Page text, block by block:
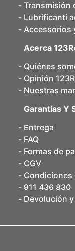
Transmisión
Lubrificanti
Accessorios
Acerca
Quiénes
Opinión
Nuestras
Garantías Y
Entrega
FAQ
Formas de
CGV
Condiciones
911 436 830
Devolución